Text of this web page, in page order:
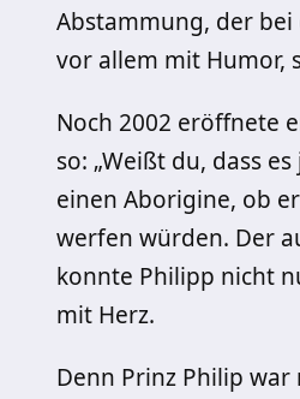
Abstammung, der
vor allem mit Humor,
Noch 2002 eröffnete
so: „Weißt du, dass
einen Aborigine, ob
werfen würden. Der
konnte Philipp nicht
mit Herz.
Denn Prinz Philip